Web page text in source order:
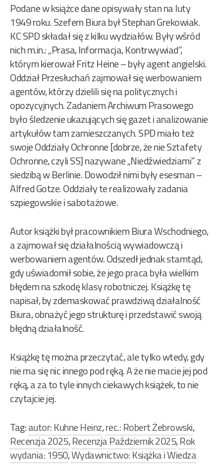
Podane w książce dane opisywały stan na luty
1949 roku. Szefem Biura był Stephan Grekowiak.
KC SPD składał się z kilku wydziałów. Były wśród
nich m.in.: „Prasa, Informacja, Kontrwywiad”,
którym kierował Fritz Heine – były agent angielski.
Oddział Przesłuchań zajmował się werbowaniem
agentów, którzy dzielili się na politycznych i
opozycyjnych. Zadaniem Archiwum Prasowego
było śledzenie ukazujących się gazet i analizowanie
artykułów tam zamieszczanych. SPD miało też
swoje Oddziały Ochronne [dobrze, że nie Sztafety
Ochronne, czyli SS] nazywane „Niedźwiedziami” z
siedzibą w Berlinie. Dowodził nimi były esesman –
Alfred Gotze. Oddziały te realizowały zadania
szpiegowskie i sabotażowe.
Autor książki był pracownikiem Biura Wschodniego,
a zajmował się działalnością wywiadowczą i
werbowaniem agentów. Odszedł jednak stamtąd,
gdy uświadomił sobie, że jego praca była wielkim
błędem na szkodę klasy robotniczej. Książkę tę
napisał, by zdemaskować prawdziwą działalność
Biura, obnażyć jego strukturę i przedstawić swoją
błędną działalność.
Książkę tę można przeczytać, ale tylko wtedy, gdy
nie ma się nic innego pod ręką. A że nie macie jej pod
ręką, a za to tyle innych ciekawych książek, to nie
czytajcie jej.
Tag:autor: Kuhne Heinz,rec.: Robert Żebrowski,
Recenzja 2025,Recenzja Październik 2025,Rok
wydania: 1950,Wydawnictwo: Książka i Wiedza